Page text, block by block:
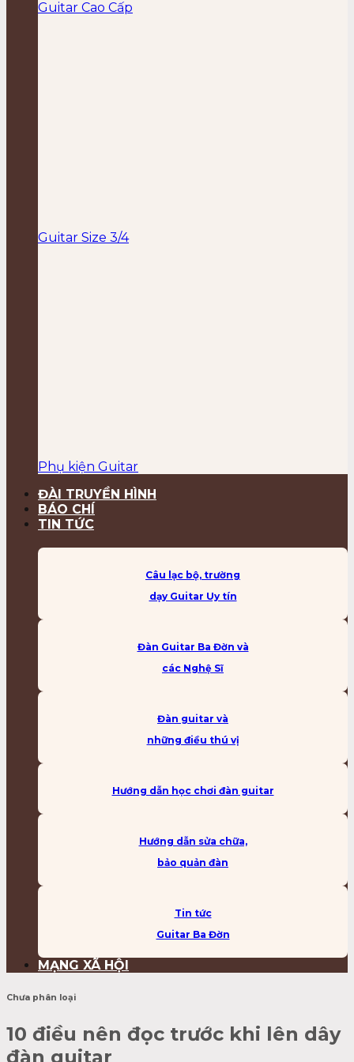
Guitar Cao Cấp
Guitar Size 3/4
Phụ kiện Guitar
ĐÀI TRUYỀN HÌNH
BÁO CHÍ
TIN TỨC
Câu lạc bộ, trường
dạy Guitar Uy tín
Đàn Guitar Ba Đờn và
các Nghệ Sĩ
Đàn guitar và
những điều thú vị
Hướng dẫn học chơi đàn guitar
Hướng dẫn sửa chữa,
bảo quản đàn
Tin tức
Guitar Ba Đờn
MẠNG XÃ HỘI
Chưa phân loại
10 điều nên đọc trước khi lên dây
đàn guitar